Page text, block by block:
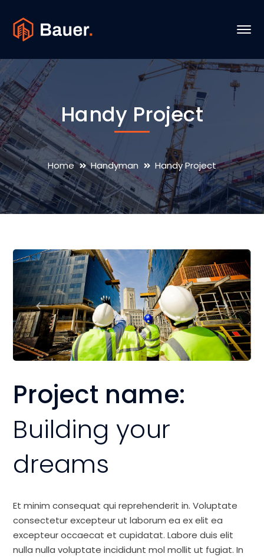
Handy Project
Home Handyman Handy Project
Project name:
Building your
dreams
Et minim consequat qui reprehenderit in. Voluptate
consectetur excepteur ut laborum ea ex elit ea
excepteur occaecat et cupidatat. Labore duis elit
nulla nulla voluptate incididunt mol mollit ut fugiat. In